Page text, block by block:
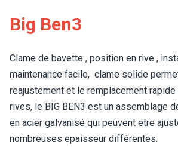
Big Ben3
Clame de bavette , position en rive ,
maintenance facile, clame solide
reajustement et le remplacement
rives, le BIG BEN3 est un assemblage
en acier galvanisé qui peuvent etre
nombreuses epaisseur différentes.